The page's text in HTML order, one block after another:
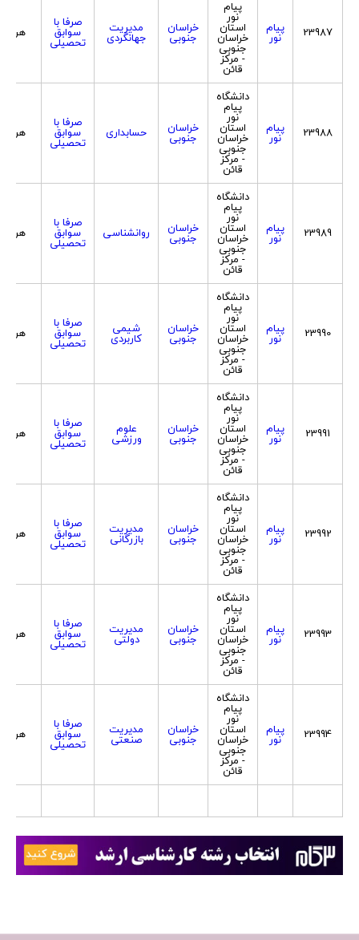
23987 پیام
نور
پیام
نور
استان
خراسان
جنوبی
- مرکز
قائن
خراسان
جنوبی
مدیریت
جهانگردی
صرفا با
سوابق
تحصیلی
هردو
23988 پیام
نور
دانشگاه
پیام
نور
استان
خراسان
جنوبی
- مرکز
قائن
خراسان
جنوبی حسابداری
صرفا با
سوابق
تحصیلی
هردو
23989 پیام
نور
دانشگاه
پیام
نور
استان
خراسان
جنوبی
- مرکز
قائن
خراسان
جنوبی روانشناسی
صرفا با
سوابق
تحصیلی
هردو
23990 پیام
نور
دانشگاه
پیام
نور
استان
خراسان
جنوبی
- مرکز
قائن
خراسان
جنوبی
شیمی
کاربردی
صرفا با
سوابق
تحصیلی
هردو
23991 پیام
نور
دانشگاه
پیام
نور
استان
خراسان
جنوبی
- مرکز
قائن
خراسان
جنوبی
علوم
ورزشی
صرفا با
سوابق
تحصیلی
هردو
23992 پیام
نور
دانشگاه
پیام
نور
استان
خراسان
جنوبی
- مرکز
قائن
خراسان
جنوبی
مدیریت
بازرگانی
صرفا با
سوابق
تحصیلی
هردو
23993 پیام
نور
دانشگاه
پیام
نور
استان
خراسان
جنوبی
- مرکز
قائن
خراسان
جنوبی
مدیریت
دولتی
صرفا با
سوابق
تحصیلی
هردو
23994 پیام
نور
دانشگاه
پیام
نور
استان
خراسان
جنوبی
- مرکز
قائن
خراسان
جنوبی
مدیریت
صنعتی
صرفا با
سوابق
تحصیلی
هردو